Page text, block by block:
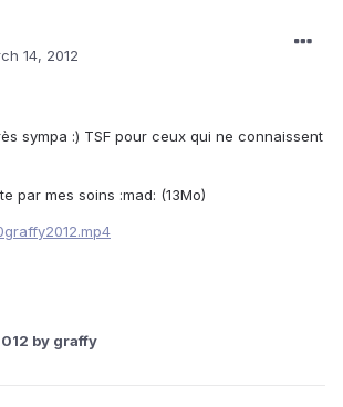
14, 2012
sympa :) TSF pour ceux qui ne connaissent
par mes soins :mad: (13Mo)
by graffy